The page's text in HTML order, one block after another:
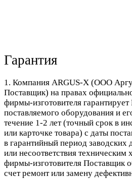
Гарантия
1. Компания ARGUS-X (ООО
Поставщик) на правах
фирмы-изготовителя
поставляемого оборудования и
течение 1-2 лет (точный срок в
или карточке товара) с даты
в гарантийный период заводских
или несоответствия техническим
фирмы-изготовителя Поставщик
счет ремонт или замену